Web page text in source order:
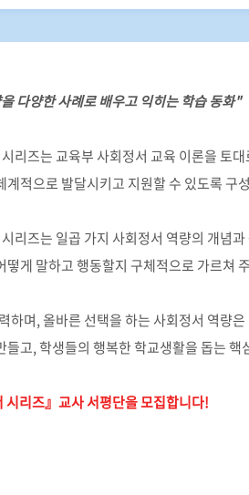
다양한 사례로 배우고 익히는 학습 동화"
리즈는 교육부 사회정서 교육 이론을 토대
계적으로 발달시키고 지원할 수 있도록 구
리즈는 일곱 가지 사회정서 역량의 개념
떻게 말하고 행동할지 구체적으로 가르쳐
하며, 올바른 선택을 하는 사회정서 역량은
들고, 학생들의 행복한 학교생활을 돕는 핵
리즈』교사 서평단을 모집합니다!